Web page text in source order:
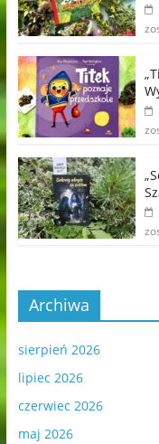
Archiwa
sierpień 2026
lipiec 2026
czerwiec 2026
maj 2026